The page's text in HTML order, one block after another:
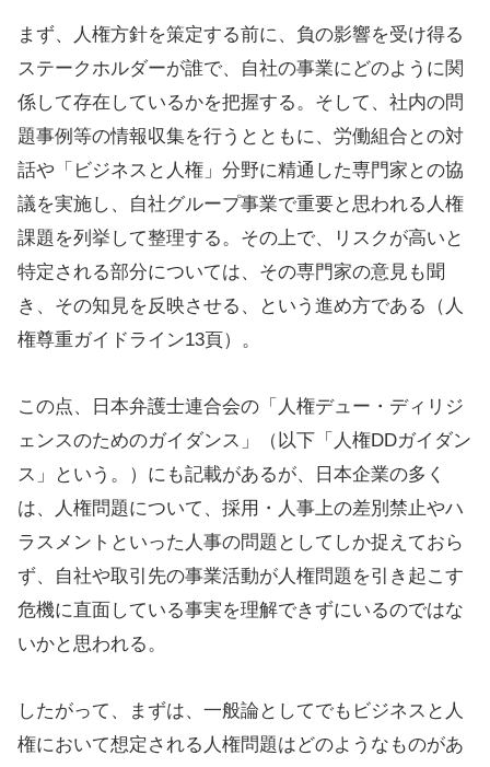
まず、人権方針を策定する前に、負の影響を受け得る
ステークホルダーが誰で、自社の事業にどのように関
係して存在しているかを把握する。そして、社内の問
題事例等の情報収集を行うとともに、労働組合との対
話や「ビジネスと人権」分野に精通した専門家との協
議を実施し、自社グループ事業で重要と思われる人権
課題を列挙して整理する。その上で、リスクが高いと
特定される部分については、その専門家の意見も聞
き、その知見を反映させる、という進め方である（人
権尊重ガイドライン13頁）。
この点、日本弁護士連合会の「人権デュー・ディリジ
ェンスのためのガイダンス」（以下「人権DDガイダン
ス」という。）にも記載があるが、日本企業の多く
は、人権問題について、採用・人事上の差別禁止やハ
ラスメントといった人事の問題としてしか捉えておら
ず、自社や取引先の事業活動が人権問題を引き起こす
危機に直面している事実を理解できずにいるのではな
いかと思われる。
したがって、まずは、一般論としてでもビジネスと人
権において想定される人権問題はどのようなものがあ